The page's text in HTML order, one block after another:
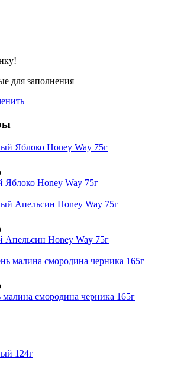
для заполнения
Honey Way 75г
Honey Way 75г
смородина черника 165г